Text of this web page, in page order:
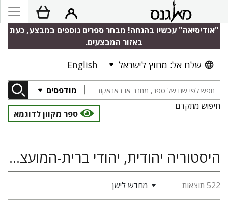
"אודיסיאה" עכשיו בהנחה! מבחר ספרים נוספים במבצע, כעת
באזור המבצעים.
שלח אל: מחוץ לישראל English
מודפסים
חיפוש מתקדם
ספר מקוון לדוגמא
היסטוריה יהודית, יהודי ברית-המועצות במעבר, אירופה
522 תוצאות מחדש לישן